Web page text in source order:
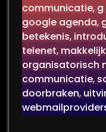
communicatie,
google agenda,
betekenis,
telenet,
organisatorisch
communicatie,
doorbraken,